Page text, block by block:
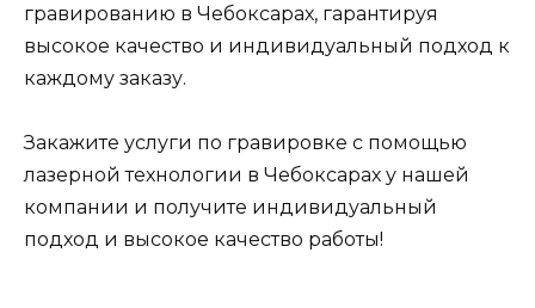
гравированию в Чебоксарах, гарантируя
высокое качество и индивидуальный подход к
каждому заказу.
Закажите услуги по гравировке с помощью
лазерной технологии в Чебоксарах у нашей
компании и получите индивидуальный
подход и высокое качество работы!